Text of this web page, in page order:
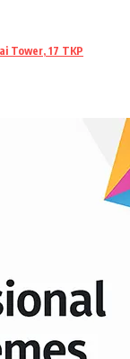
Tower, 17 TKP